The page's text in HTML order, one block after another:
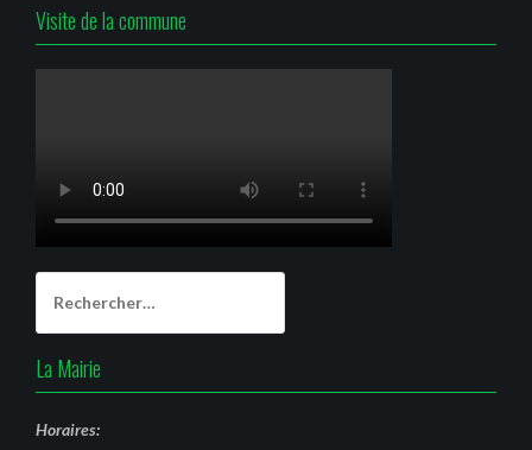
Visite de la commune
La Mairie
Horaires: